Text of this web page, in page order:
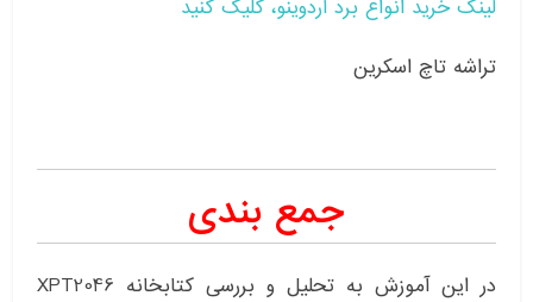
لینک خرید انواع برد آردوینو، کلیک کنید
تراشه تاچ اسکرین
جمع بندی
در این آموزش به تحلیل و بررسی کتابخانه XPT2046